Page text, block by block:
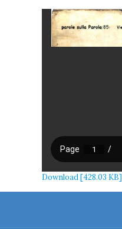
Download [428.03 KB]